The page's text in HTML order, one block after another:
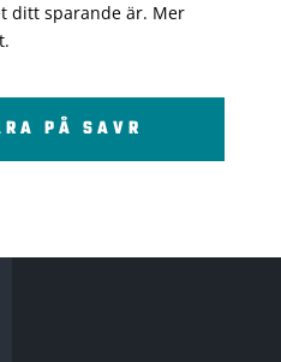
ditt sparande är. Mer
PÅ SAVR